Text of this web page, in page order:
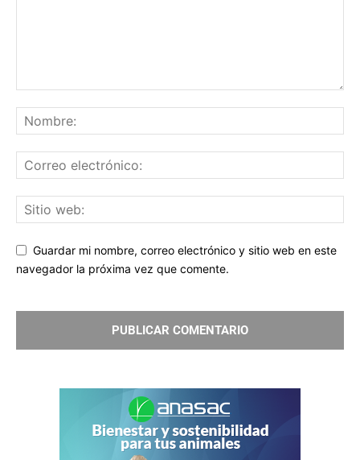
Guardar mi nombre, correo electrónico y sitio web en este
navegador la próxima vez que comente.